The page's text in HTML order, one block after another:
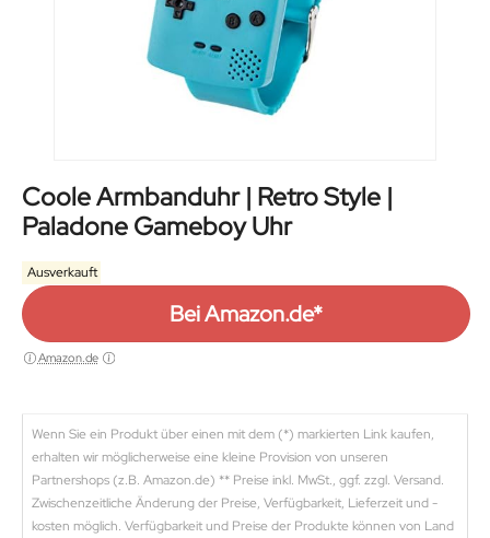
Coole Armbanduhr | Retro Style |
Paladone Gameboy Uhr
Ausverkauft
Bei Amazon.de*
Amazon.de
Wenn Sie ein Produkt über einen mit dem (*) markierten Link kaufen,
erhalten wir möglicherweise eine kleine Provision von unseren
Partnershops (z.B. Amazon.de) ** Preise inkl. MwSt., ggf. zzgl. Versand.
Zwischenzeitliche Änderung der Preise, Verfügbarkeit, Lieferzeit und -
kosten möglich. Verfügbarkeit und Preise der Produkte können von Land